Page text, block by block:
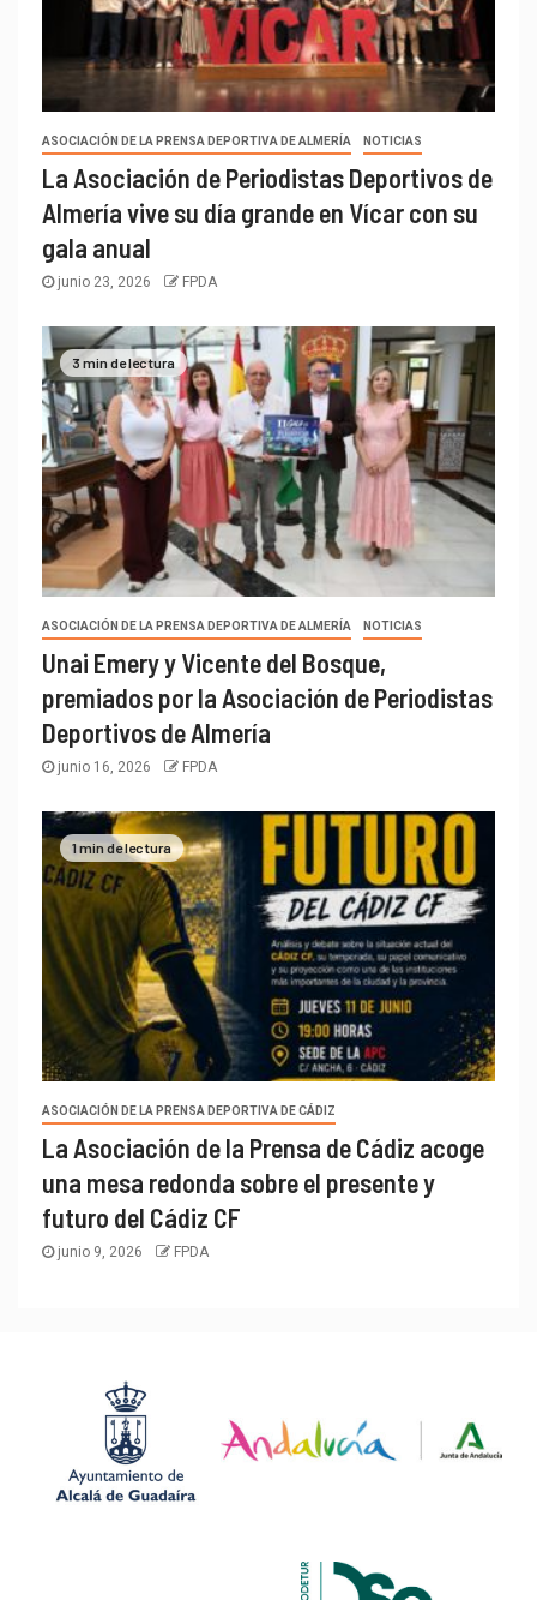
ASOCIACIÓN DE LA PRENSA DEPORTIVA DE ALMERÍA NOTICIAS
La Asociación de Periodistas Deportivos de
Almería vive su día grande en Vícar con su
gala anual
junio 23, 2026 FPDA
3 min de lectura
ASOCIACIÓN DE LA PRENSA DEPORTIVA DE ALMERÍA NOTICIAS
Unai Emery y Vicente del Bosque,
premiados por la Asociación de Periodistas
Deportivos de Almería
junio 16, 2026 FPDA
1 min de lectura
ASOCIACIÓN DE LA PRENSA DEPORTIVA DE CÁDIZ
La Asociación de la Prensa de Cádiz acoge
una mesa redonda sobre el presente y
futuro del Cádiz CF
junio 9, 2026 FPDA